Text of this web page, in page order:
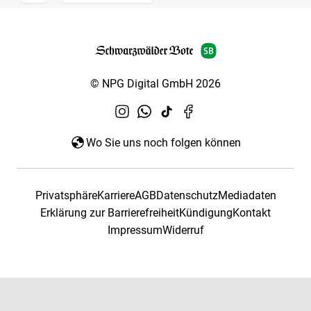
© NPG Digital GmbH 2026
Wo Sie uns noch folgen können
PrivatsphäreKarriereAGBDatenschutzMediadaten
Erklärung zur BarrierefreiheitKündigungKontakt
ImpressumWiderruf